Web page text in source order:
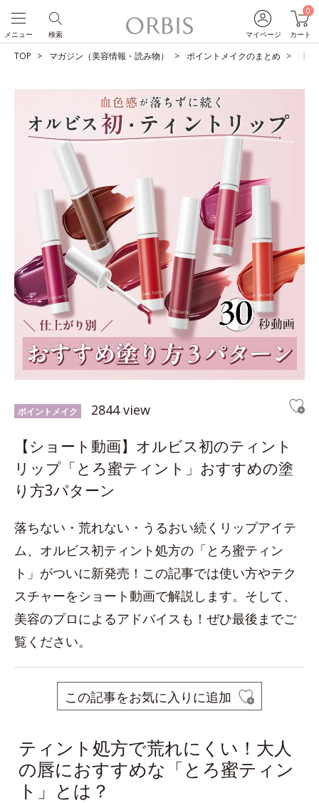
マイページ
0
カート
検索
メニュー
TOP マガジン（美容情報・読み物） ポイントメイクのまとめ 【
ポイントメイク 2844 view
【ショート動画】オルビス初のティント
リップ「とろ蜜ティント」おすすめの塗
り方3パターン
落ちない・荒れない・うるおい続くリップアイテ
ム、オルビス初ティント処方の「とろ蜜ティン
ト」がついに新発売！この記事では使い方やテク
スチャーをショート動画で解説します。そして、
美容のプロによるアドバイスも！ぜひ最後までご
覧ください。
この記事をお気に入りに追加
ティント処方で荒れにくい！大人
の唇におすすめな「とろ蜜ティン
ト」とは？